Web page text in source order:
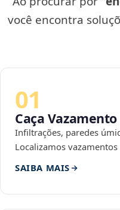
você encontra
01
Caça Vazamento
Infiltrações, paredes
Localizamos
SAIBA MAIS